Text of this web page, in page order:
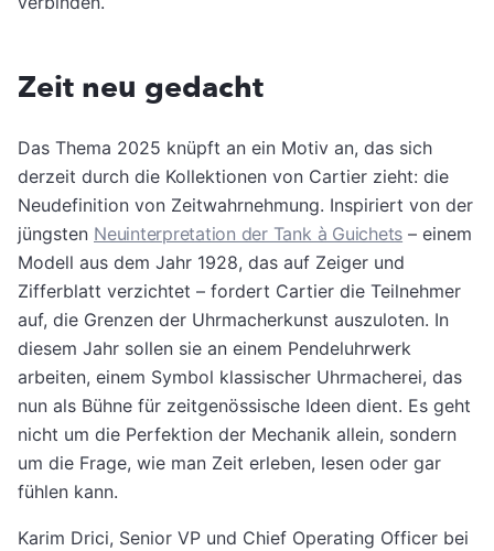
Zeit neu gedacht
Das Thema 2025 knüpft an ein Motiv an, das sich
derzeit durch die Kollektionen von Cartier zieht: die
Neudefinition von Zeitwahrnehmung. Inspiriert von der
jüngsten Neuinterpretation der Tank à Guichets – einem
Modell aus dem Jahr 1928, das auf Zeiger und
Zifferblatt verzichtet – fordert Cartier die Teilnehmer
auf, die Grenzen der Uhrmacherkunst auszuloten. In
diesem Jahr sollen sie an einem Pendeluhrwerk
arbeiten, einem Symbol klassischer Uhrmacherei, das
nun als Bühne für zeitgenössische Ideen dient. Es geht
nicht um die Perfektion der Mechanik allein, sondern
um die Frage, wie man Zeit erleben, lesen oder gar
fühlen kann.
Karim Drici, Senior VP und Chief Operating Officer bei